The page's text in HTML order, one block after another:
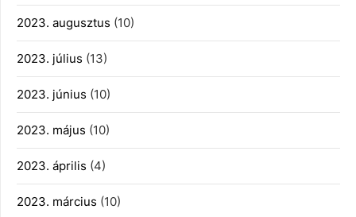
2023. augusztus (10)
2023. július (13)
2023. június (10)
2023. május (10)
2023. április (4)
2023. március (10)